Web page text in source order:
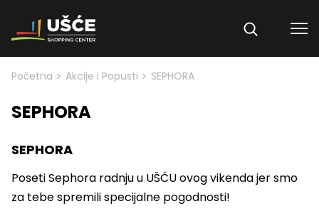
Skip to content
Početna > Akcije i Popusti > SEPHORA
SEPHORA
SEPHORA
Poseti Sephora radnju u UŠĆU ovog vikenda jer smo
za tebe spremili specijalne pogodnosti!